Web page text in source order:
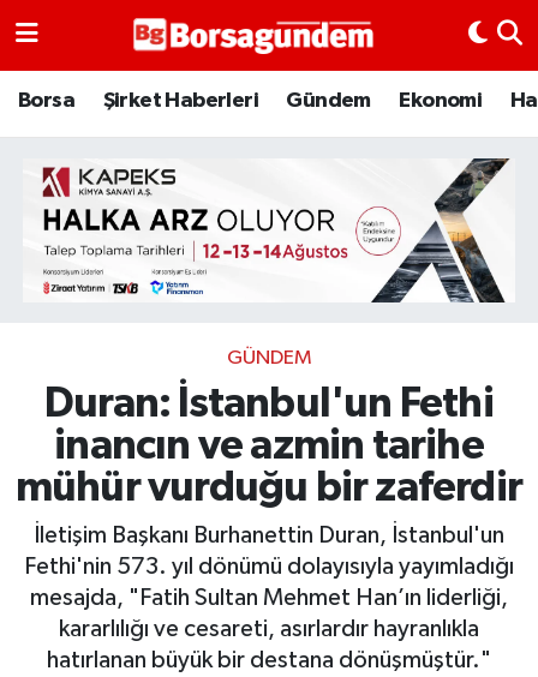
Borsa Şirket Haberleri Gündem Ekonomi
GÜNDEM
Duran: İstanbul'un Fethi
inancın ve azmin tarihe
mühür vurduğu bir zaferdir
İletişim Başkanı Burhanettin Duran, İstanbul'un
Fethi'nin 573. yıl dönümü dolayısıyla yayımladığı
mesajda, "Fatih Sultan Mehmet Han’ın liderliği,
kararlılığı ve cesareti, asırlardır hayranlıkla
hatırlanan büyük bir destana dönüşmüştür."
Borsa
Emtia
Galeri
Bitcoin
Şirket Haberleri
BIST 100 Isı Haritası
Coin Isı Haritası